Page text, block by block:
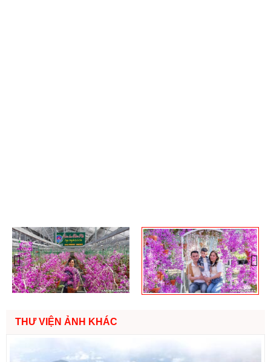
Previous
THƯ VIỆN ẢNH KHÁC